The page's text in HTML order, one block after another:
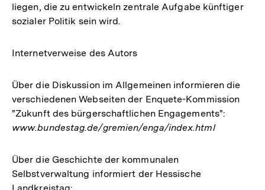
liegen, die zu entwickeln zentrale Aufgabe künftiger
sozialer Politik sein wird.
Internetverweise des Autors
Über die Diskussion im Allgemeinen informieren die
verschiedenen Webseiten der Enquete-Kommission
"Zukunft des bürgerschaftlichen Engagements":
www.bundestag.de/gremien/enga/index.html
Über die Geschichte der kommunalen
Selbstverwaltung informiert der Hessische
Landkreistag: